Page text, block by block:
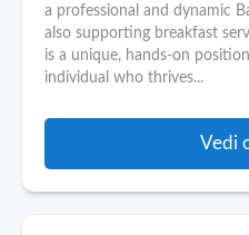
a professional and dynamic
also supporting breakfast
is a unique, hands-on
individual who thrives...
Vedi